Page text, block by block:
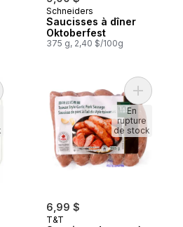
Préparé au Canada
Schneiders
Saucisses à dîner
Oktoberfest
375 g, 2,40 $/100g
Boulettes de viande coréennes
6,99 $
T&T
Ajouter
En
rupture
de stock